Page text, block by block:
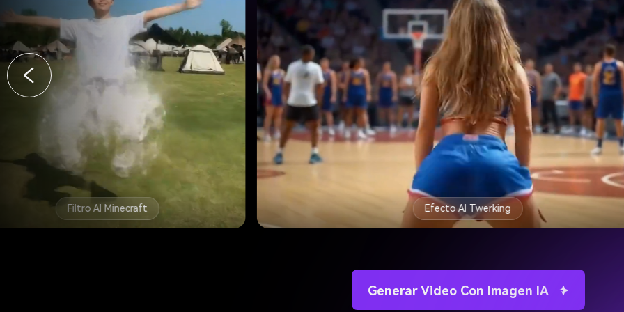
Filtro AI Minecraft Efecto AI Twerking
Generar Video Con Imagen IA